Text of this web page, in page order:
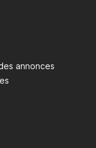
annonces